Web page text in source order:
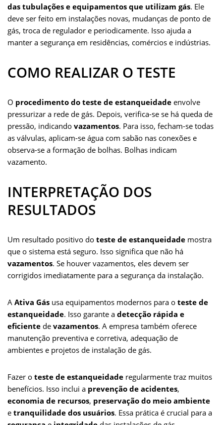
das tubulações e equipamentos que utilizam gás. Ele
deve ser feito em instalações novas, mudanças de ponto de
gás, troca de regulador e periodicamente. Isso ajuda a
manter a segurança em residências, comércios e indústrias.
COMO REALIZAR O TESTE
O procedimento do teste de estanqueidade envolve
pressurizar a rede de gás. Depois, verifica-se se há queda de
pressão, indicando vazamentos. Para isso, fecham-se todas
as válvulas, aplicam-se água com sabão nas conexões e
observa-se a formação de bolhas. Bolhas indicam
vazamento.
INTERPRETAÇÃO DOS
RESULTADOS
Um resultado positivo do teste de estanqueidade mostra
que o sistema está seguro. Isso significa que não há
vazamentos. Se houver vazamentos, eles devem ser
corrigidos imediatamente para a segurança da instalação.
A Ativa Gás usa equipamentos modernos para o teste de
estanqueidade. Isso garante a detecção rápida e
eficiente de vazamentos. A empresa também oferece
manutenção preventiva e corretiva, adequação de
ambientes e projetos de instalação de gás.
Fazer o teste de estanqueidade regularmente traz muitos
benefícios. Isso inclui a prevenção de acidentes,
economia de recursos, preservação do meio ambiente
e tranquilidade dos usuários. Essa prática é crucial para a